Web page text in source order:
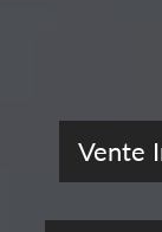
Vente